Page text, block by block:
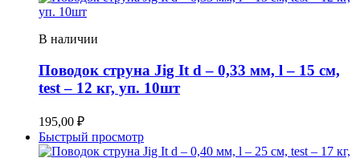
В наличии
Поводок струна Jig It d – 0,33 мм, l – 15 см,
test – 12 кг, уп. 10шт
195,00 ₽
Быстрый просмотр